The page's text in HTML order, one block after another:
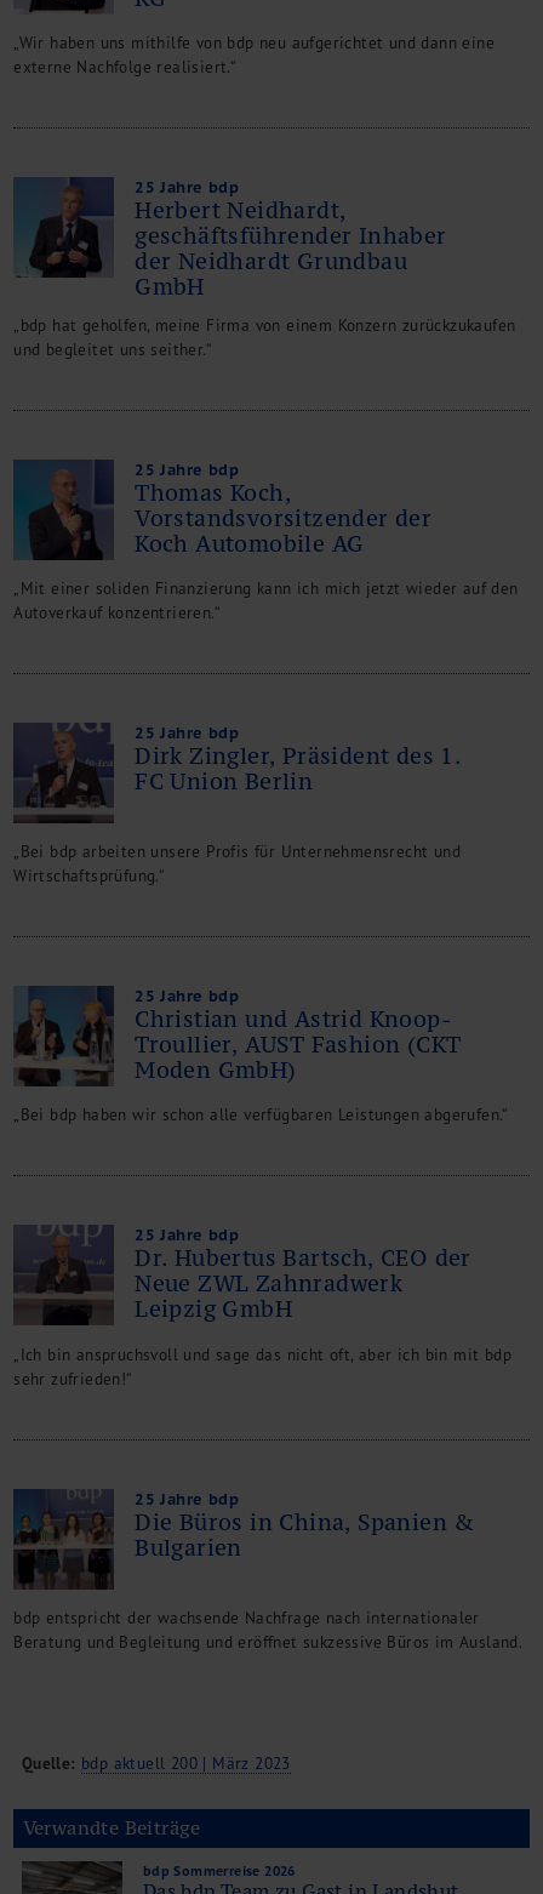
„Wir haben uns mithilfe von bdp neu aufgerichtet und dann eine
externe Nachfolge realisiert.“
25 Jahre bdp
Herbert Neidhardt,
geschäftsführender Inhaber
der Neidhardt Grundbau
GmbH
„bdp hat geholfen, meine Firma von einem Konzern zurückzukaufen
und begleitet uns seither.“
25 Jahre bdp
Thomas Koch,
Vorstandsvorsitzender der
Koch Automobile AG
„Mit einer soliden Finanzierung kann ich mich jetzt wieder auf den
Autoverkauf konzentrieren.“
25 Jahre bdp
Dirk Zingler, Präsident des 1.
FC Union Berlin
„Bei bdp arbeiten unsere Profis für Unternehmensrecht und
Wirtschaftsprüfung.“
25 Jahre bdp
Christian und Astrid Knoop-
Troullier, AUST Fashion (CKT
Moden GmbH)
„Bei bdp haben wir schon alle verfügbaren Leistungen abgerufen.“
25 Jahre bdp
Dr. Hubertus Bartsch, CEO der
Neue ZWL Zahnradwerk
Leipzig GmbH
„Ich bin anspruchsvoll und sage das nicht oft, aber ich bin mit bdp
sehr zufrieden!“
25 Jahre bdp
Die Büros in China, Spanien &
Bulgarien
bdp entspricht der wachsende Nachfrage nach internationaler
Beratung und Begleitung und eröffnet sukzessive Büros im Ausland.
Quelle: bdp aktuell 200 | März 2023
Verwandte Beiträge
bdp Sommerreise 2026